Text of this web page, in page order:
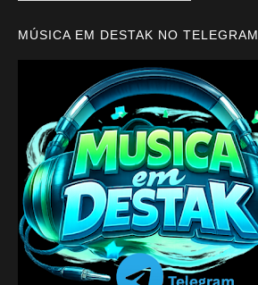
MÚSICA EM DESTAK NO TELEGRAM